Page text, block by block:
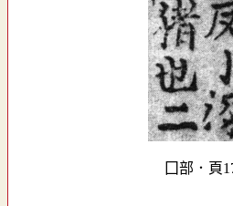
囗部．頁